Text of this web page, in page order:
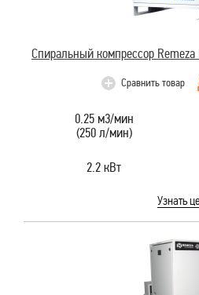
Спиральный компрессор
Сравнить товар
0.25 м3/мин
(250 л/мин)
2.2 кВт
Узнать